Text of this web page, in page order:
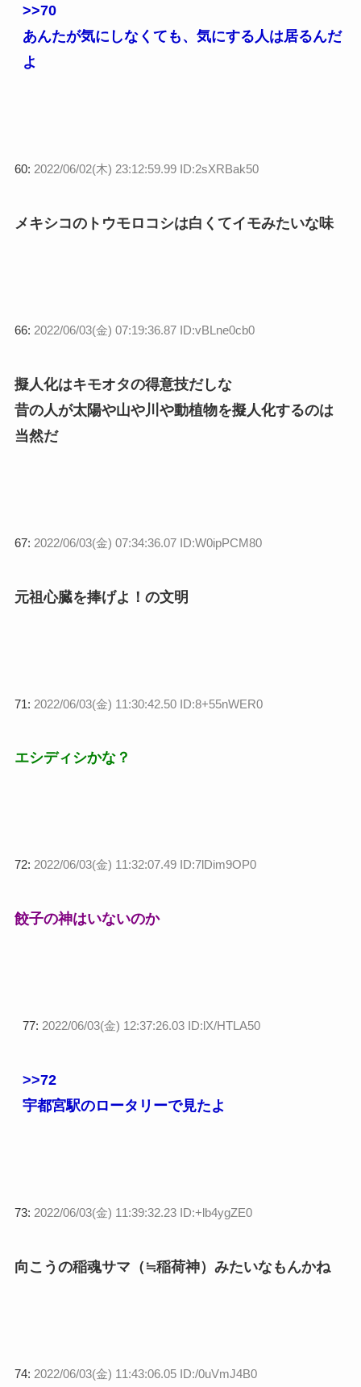
>>70
あんたが気にしなくても、気にする人は居るんだ
よ
60: 2022/06/02(木) 23:12:59.99 ID:2sXRBak50
メキシコのトウモロコシは白くてイモみたいな味
66: 2022/06/03(金) 07:19:36.87 ID:vBLne0cb0
擬人化はキモオタの得意技だしな
昔の人が太陽や山や川や動植物を擬人化するのは
当然だ
67: 2022/06/03(金) 07:34:36.07 ID:W0ipPCM80
元祖心臓を捧げよ！の文明
71: 2022/06/03(金) 11:30:42.50 ID:8+55nWER0
エシディシかな？
72: 2022/06/03(金) 11:32:07.49 ID:7lDim9OP0
餃子の神はいないのか
77: 2022/06/03(金) 12:37:26.03 ID:lX/HTLA50
>>72
宇都宮駅のロータリーで見たよ
73: 2022/06/03(金) 11:39:32.23 ID:+lb4ygZE0
向こうの稲魂サマ（≒稲荷神）みたいなもんかね
74: 2022/06/03(金) 11:43:06.05 ID:/0uVmJ4B0